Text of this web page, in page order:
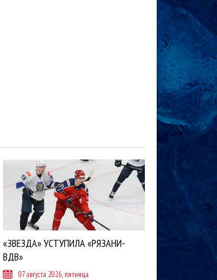
«ЗВЕЗДА» УСТУПИЛА «РЯЗАНИ-
ВДВ»
07 августа 2026, пятница